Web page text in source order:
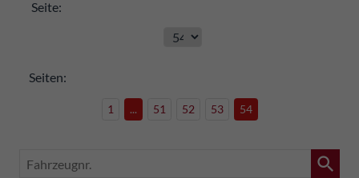
Seite:
Seiten:
1 ... 51 52 53 54
Fahrzeugnr.